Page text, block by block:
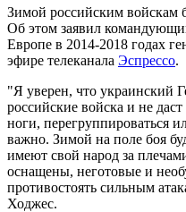
Зимой российским войскам
Об этом заявил
Европе в 2014-2018 годах
эфире телеканала Эспрессо.
"Я уверен, что украинский
российские войска и не
ноги, перегруппироваться
важно. Зимой на поле боя
имеют свой народ за
оснащены, неготовые и
противостоять сильным
Ходжес.